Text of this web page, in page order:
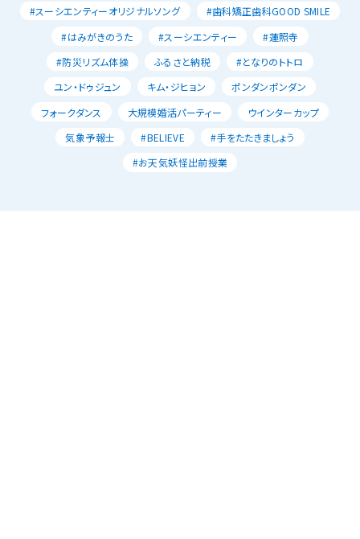
#スーシエンティーオリジナルソング
#歯科矯正歯科GOOD SMILE
#はみがきのうた
#スーシエンティー
#蓮照寺
#防災リズム体操
ふるさと納税
#となりのトトロ
ユン・ドゥジュン
キム・ジヒョン
ポンダンポンダン
フォークダンス
大規模婚活パーティー
ウインターカップ
気象予報士
#BELIEVE
#手をたたきましょう
#お天気妖怪出前授業